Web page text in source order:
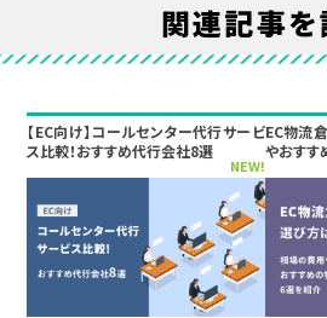
関連記事を
【EC向け】コールセンター代行サービ
ス比較！おすすめ代行会社8選
NEW!
EC物流
やおすす